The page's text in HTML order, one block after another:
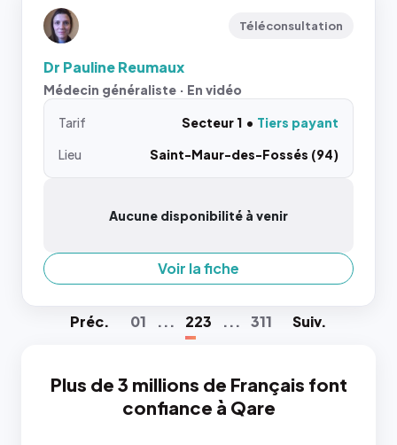
Téléconsultation
Dr Pauline Reumaux
Médecin généraliste · En vidéo
Tarif Secteur 1
Tiers payant
Lieu
Saint-Maur-des-Fossés (94)
Aucune disponibilité à venir
Voir la fiche
Préc. 01 ... 223 ... 311 Suiv.
Plus de 3 millions de Français font
confiance à Qare